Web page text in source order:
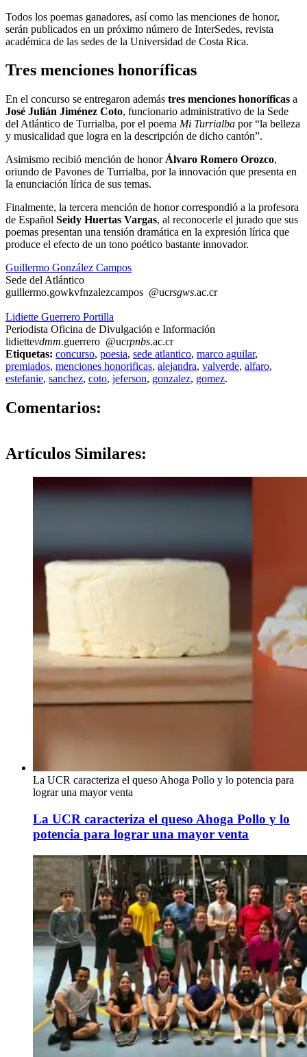
Todos los poemas ganadores, así como las menciones de honor,
serán publicados en un próximo número de InterSedes, revista
académica de las sedes de la Universidad de Costa Rica.
Tres menciones honoríficas
En el concurso se entregaron además tres menciones honoríficas a
José Julián Jiménez Coto, funcionario administrativo de la Sede
del Atlántico de Turrialba, por el poema Mi Turrialba por “la belleza
y musicalidad que logra en la descripción de dicho cantón”.
Asimismo recibió mención de honor Álvaro Romero Orozco,
oriundo de Pavones de Turrialba, por la innovación que presenta en
la enunciación lírica de sus temas.
Finalmente, la tercera mención de honor correspondió a la profesora
de Español Seidy Huertas Vargas, al reconocerle el jurado que sus
poemas presentan una tensión dramática en la expresión lírica que
produce el efecto de un tono poético bastante innovador.
Guillermo González Campos
Sede del Atlántico
guillermo.gowkvfnzalezcampos @ucrsgws.ac.cr
Lidiette Guerrero Portilla
Periodista Oficina de Divulgación e Información
lidiettevdmm.guerrero @ucrpnbs.ac.cr
Etiquetas: concurso, poesia, sede atlantico, marco aguilar,
premiados, menciones honorificas, alejandra, valverde, alfaro,
estefanie, sanchez, coto, jeferson, gonzalez, gomez.
Comentarios:
Artículos Similares:
La UCR caracteriza el queso Ahoga Pollo y lo potencia para
lograr una mayor venta
La UCR caracteriza el queso Ahoga Pollo y lo
potencia para lograr una mayor venta